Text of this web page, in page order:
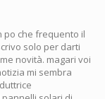
po che frequento il
solo per darti
novità. magari voi
mi sembra